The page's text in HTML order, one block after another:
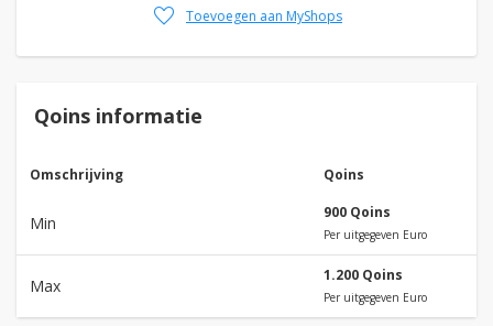
favorite
Toevoegen aan MyShops
Qoins informatie
Omschrijving Qoins
Min
900 Qoins
Per uitgegeven Euro
Max
1.200 Qoins
Per uitgegeven Euro